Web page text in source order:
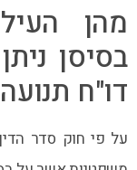
מהן
בסיסן
דו"ח